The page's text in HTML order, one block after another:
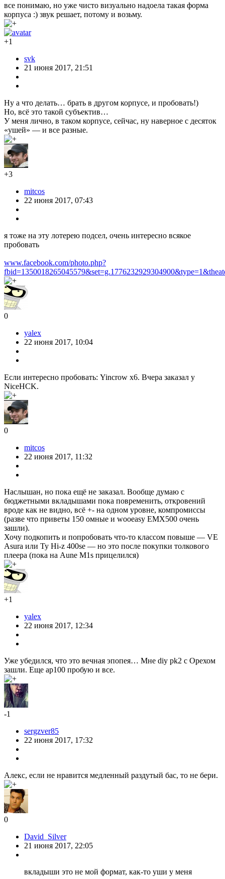
все понимаю, но уже чисто визуально надоела такая форма
корпуса :) звук решает, потому и возьму.
+1
svk
21 июня 2017, 21:51
Ну а что делать… брать в другом корпусе, и пробовать!)
Но, всё это такой субъектив…
У меня лично, в таком корпусе, сейчас, ну наверное с десяток
«ушей» — и все разные.
+3
mitcos
22 июня 2017, 07:43
я тоже на эту лотерею подсел, очень интересно всякое
пробовать
www.facebook.com/photo.php?
0
yalex
22 июня 2017, 10:04
Если интересно пробовать: Yincrow x6. Вчера заказал у
NiceHCK.
0
mitcos
22 июня 2017, 11:32
Наслышан, но пока ещё не заказал. Вообще думаю с
бюджетными вкладышами пока повременить, откровений
вроде как не видно, всё +- на одном уровне, компромиссы
(разве что приветы 150 омные и wooeasy EMX500 очень
зашли).
Хочу подкопить и попробовать что-то классом повыше — VE
Asura или Ty Hi-z 400se — но это после покупки толкового
плеера (пока на Aune M1s прицелился)
+1
yalex
22 июня 2017, 12:34
Уже убедился, что это вечная эпопея… Мне diy pk2 с Орехом
зашли. Еще ap100 пробую и все.
-1
sergzver85
22 июня 2017, 17:32
Алекс, если не нравится медленный раздутый бас, то не бери.
0
David_Silver
21 июня 2017, 22:05
вкладыши это не мой формат, как-то уши у меня